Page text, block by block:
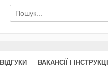
ВІДГУКИ ВАКАНСІЇ І